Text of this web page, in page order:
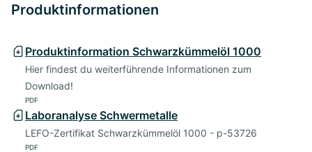
Produktinformationen
Produktinformation Schwarzkümmelöl 1000
Hier findest du weiterführende Informationen zum
Download!
PDF
Laboranalyse Schwermetalle
LEFO-Zertifikat Schwarzkümmelöl 1000 - p-53726
PDF